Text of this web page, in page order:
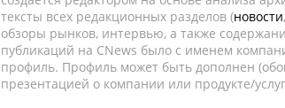
тексты всех редакционных разделов (новости
обзоры рынков, интервью, а также
публикаций на CNews было с именем
профиль. Профиль может быть дополнен
презентацией о компании или продукте/